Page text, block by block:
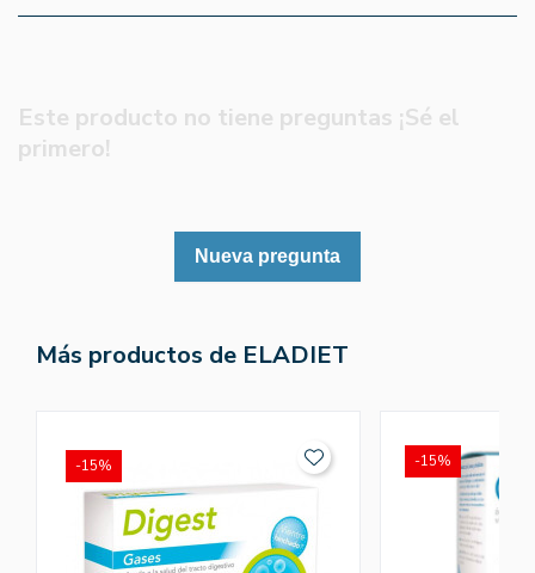
Este producto no tiene preguntas ¡Sé el
primero!
Nueva pregunta
Más productos de ELADIET
-15% -15%